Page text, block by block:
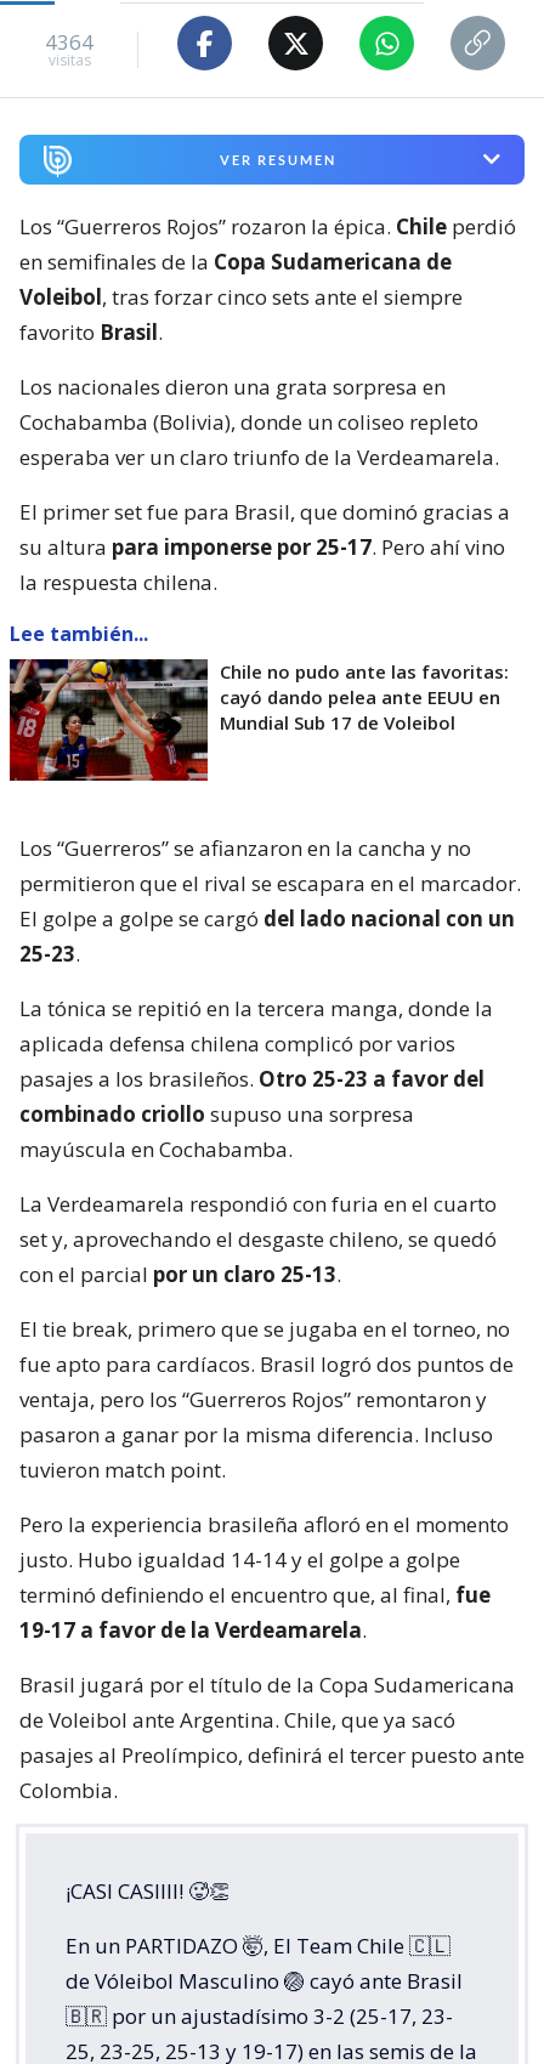
4364
visitas
VER RESUMEN
Los “Guerreros Rojos” rozaron la épica. Chile perdió
en semifinales de la Copa Sudamericana de
Voleibol, tras forzar cinco sets ante el siempre
favorito Brasil.
Los nacionales dieron una grata sorpresa en
Cochabamba (Bolivia), donde un coliseo repleto
esperaba ver un claro triunfo de la Verdeamarela.
El primer set fue para Brasil, que dominó gracias a
su altura para imponerse por 25-17. Pero ahí vino
la respuesta chilena.
Lee también...
Chile no pudo ante las favoritas:
cayó dando pelea ante EEUU en
Mundial Sub 17 de Voleibol
Los “Guerreros” se afianzaron en la cancha y no
permitieron que el rival se escapara en el marcador.
El golpe a golpe se cargó del lado nacional con un
25-23.
La tónica se repitió en la tercera manga, donde la
aplicada defensa chilena complicó por varios
pasajes a los brasileños. Otro 25-23 a favor del
combinado criollo supuso una sorpresa
mayúscula en Cochabamba.
La Verdeamarela respondió con furia en el cuarto
set y, aprovechando el desgaste chileno, se quedó
con el parcial por un claro 25-13.
El tie break, primero que se jugaba en el torneo, no
fue apto para cardíacos. Brasil logró dos puntos de
ventaja, pero los “Guerreros Rojos” remontaron y
pasaron a ganar por la misma diferencia. Incluso
tuvieron match point.
Pero la experiencia brasileña afloró en el momento
justo. Hubo igualdad 14-14 y el golpe a golpe
terminó definiendo el encuentro que, al final, fue
19-17 a favor de la Verdeamarela.
Brasil jugará por el título de la Copa Sudamericana
de Voleibol ante Argentina. Chile, que ya sacó
pasajes al Preolímpico, definirá el tercer puesto ante
Colombia.
¡CASI CASIIII! 🥵👏
En un PARTIDAZO 🤯, El Team Chile 🇨🇱
de Vóleibol Masculino 🏐 cayó ante Brasil
🇧🇷 por un ajustadísimo 3-2 (25-17, 23-
25, 23-25, 25-13 y 19-17) en las semis de la